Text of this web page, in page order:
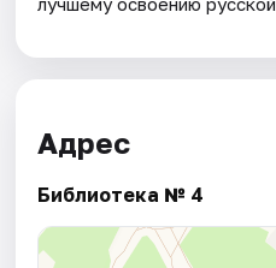
Адрес
Библиотека № 4